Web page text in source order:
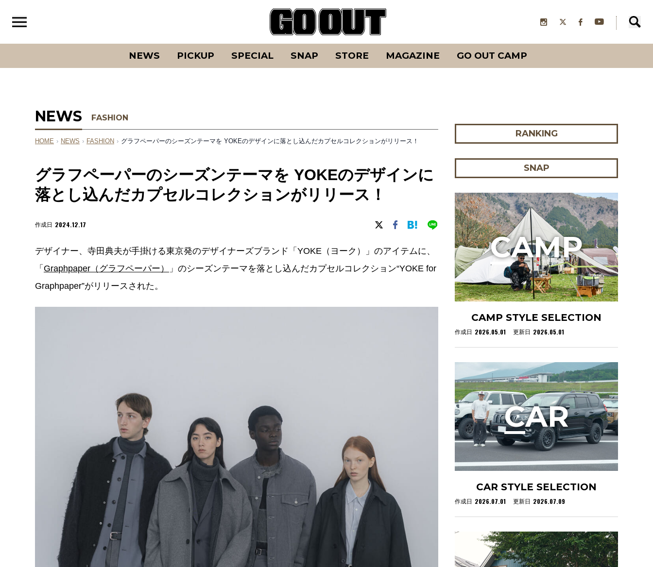
NEWS PICKUP SPECIAL SNAP STORE MAGAZINE GO OUT CAMP
NEWS FASHION
HOME › NEWS › FASHION › グラフペーパーのシーズンテーマを YOKEのデザインに落とし込んだカプセルコレクションがリリース！
グラフペーパーのシーズンテーマを YOKEのデザインに
落とし込んだカプセルコレクションがリリース！
作成日 2024.12.17
デザイナー、寺田典夫が手掛ける東京発のデザイナーズブランド「YOKE（ヨーク）」のアイテムに、
「 Graphpaper（グラフペーパー）
」のシーズンテーマを落とし込んだカプセルコレクション“YOKE for
Graphpaper”がリリースされた。
RANKING
SNAP
CAMP STYLE SELECTION
作成日 2026.05.01 更新日 2026.05.01
CAMP
CAR STYLE SELECTION
作成日 2026.07.01 更新日 2026.07.09
CAR